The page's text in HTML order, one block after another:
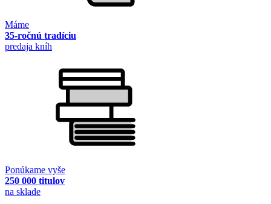
Máme
35-ročnú tradíciu
predaja kníh
Ponúkame vyše
250 000 titulov
na sklade